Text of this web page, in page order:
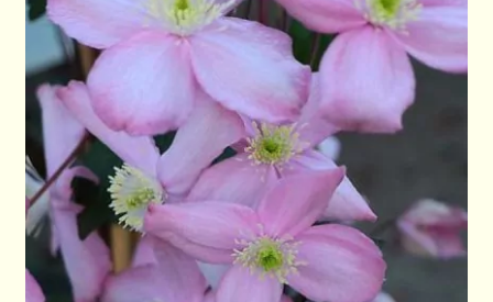
Ratgeber
Über Clematis
Über uns
Warenkorb